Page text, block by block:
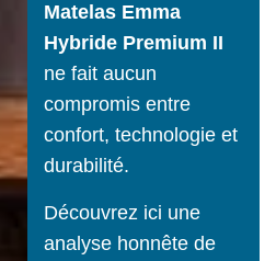
Matelas Emma
Hybride Premium II
ne fait aucun
compromis entre
confort, technologie et
durabilité.
Découvrez ici une
analyse honnête de